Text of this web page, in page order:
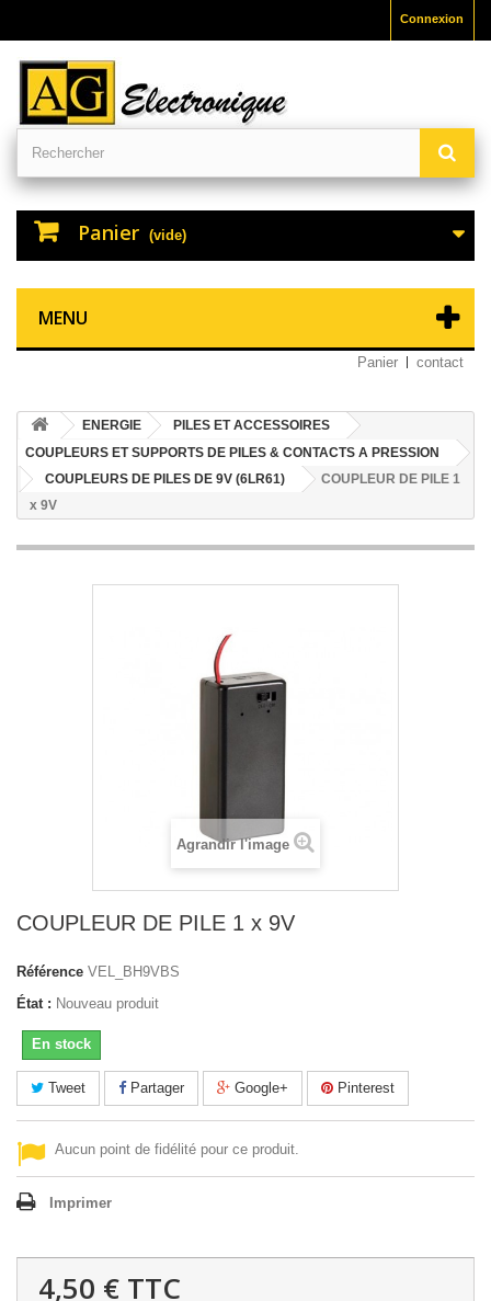
Connexion
Panier (vide)
MENU
Panier contact
ENERGIE
PILES ET ACCESSOIRES
COUPLEURS ET SUPPORTS DE PILES & CONTACTS A PRESSION
COUPLEURS DE PILES DE 9V (6LR61)
COUPLEUR DE PILE 1
x 9V
Agrandir l'image
COUPLEUR DE PILE 1 x 9V
Référence VEL_BH9VBS
État : Nouveau produit
En stock
Tweet Partager Google+ Pinterest
Aucun point de fidélité pour ce produit.
Imprimer
4,50 € TTC